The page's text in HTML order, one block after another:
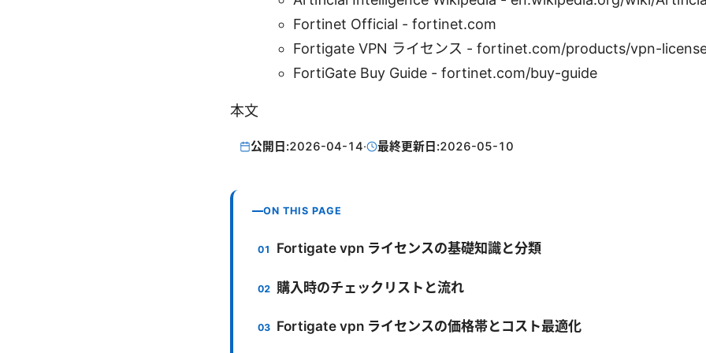
Fortinet Official - fortinet.com
Fortigate VPN ライセンス - fortinet.com/products/vpn-
FortiGate Buy Guide - fortinet.com/buy-guide
本文
公開日:2026-04-14· 最終更新日:2026-05-10
ON THIS PAGE
Fortigate vpn ライセンスの基礎知識と分類
購入時のチェックリストと流れ
Fortigate vpn ライセンスの価格帯とコスト最適化